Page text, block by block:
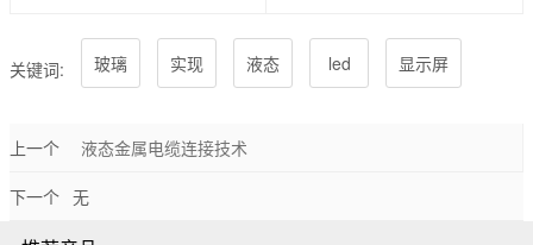
关键词: 玻璃 实现 液态 led 显示屏
上一个 液态金属电缆连接技术
下一个 无